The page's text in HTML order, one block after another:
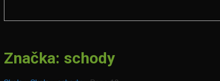
Značka: schody